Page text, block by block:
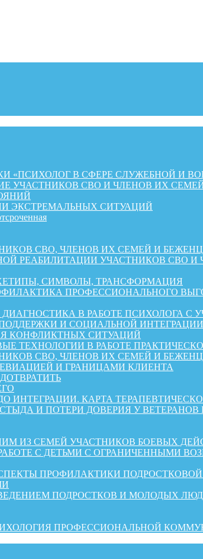
«ПСИХОЛОГ В СФЕРЕ СЛУЖЕБНОЙ И
УЧАСТНИКОВ СВО И ЧЛЕНОВ ИХ
ЭКСТРЕМАЛЬНЫХ СИТУАЦИЙ
СВО, ЧЛЕНОВ ИХ СЕМЕЙ И БЕЖЕНЦЕВ
РЕАБИЛИТАЦИИ УЧАСТНИКОВ СВО И
СИМВОЛЫ, ТРАНСФОРМАЦИЯ
ПРОФЕССИОНАЛЬНОГО
В РАБОТЕ ПСИХОЛОГА С
И СОЦИАЛЬНОЙ
КОНФЛИКТНЫХ СИТУАЦИЙ
ТЕХНОЛОГИИ В РАБОТЕ
СВО, ЧЛЕНОВ ИХ СЕМЕЙ И БЕЖЕНЦЕВ
И ГРАНИЦАМИ КЛИЕНТА
ИНТЕГРАЦИИ. КАРТА
И ПОТЕРИ ДОВЕРИЯ У
ИЗ СЕМЕЙ УЧАСТНИКОВ БОЕВЫХ
С ДЕТЬМИ С ОГРАНИЧЕННЫМИ
ПРОФИЛАКТИКИ
ПОДРОСТКОВ И МОЛОДЫХ
ПРОФЕССИОНАЛЬНОЙ